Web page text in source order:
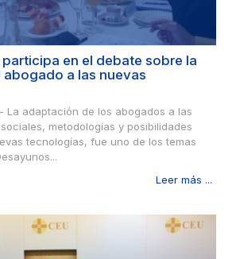
participa en el debate sobre la
a las nuevas
La adaptación de los abogados a las
metodologías y posibilidades
tecnologías, fue uno de los temas
Leer más ...